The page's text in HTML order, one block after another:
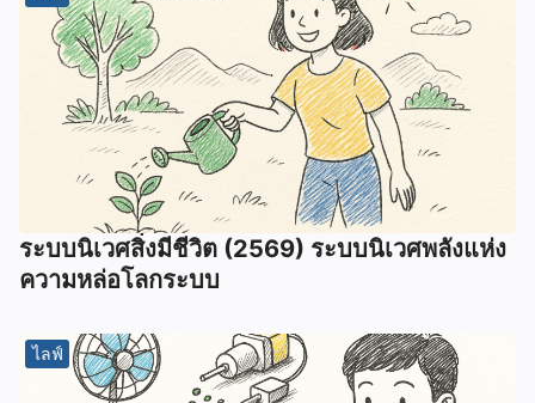
ระบบนิเวศสิ่งมีชีวิต (2569) ระบบนิเวศพลังแห่ง
ความหล่อโลกระบบ
ไลฟ์